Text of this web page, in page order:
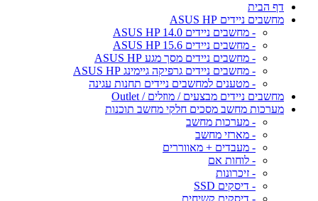
דף הבית
מחשבים ניידים ASUS HP
- מחשבים ניידים ASUS HP 14.0
- מחשבים ניידים ASUS HP 15.6
- מחשבים ניידים מסך מגע ASUS HP
- מחשבים ניידים גרפיקה גיימינג ASUS HP
- מטענים למחשבים ניידים תחנות עגינה
מחשבים ניידים מבצעים / מוזלים / Outlet
מערכות מחשב מסכים חלקי מחשב תוכנות
- מערכות מחשב
- מארזי מחשב
- מעבדים + מאווררים
- לוחות אם
- זיכרונות
- דיסקים SSD
- דיסקים קשיחים